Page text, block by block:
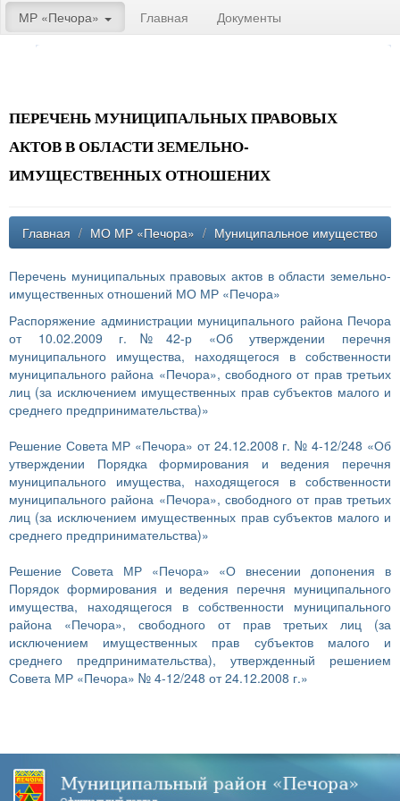
МР «Печора» Главная Документы
ПЕРЕЧЕНЬ МУНИЦИПАЛЬНЫХ ПРАВОВЫХ
АКТОВ В ОБЛАСТИ ЗЕМЕЛЬНО-
ИМУЩЕСТВЕННЫХ ОТНОШЕНИХ
Главная / МО МР «Печора» / Муниципальное имущество
Перечень муниципальных правовых актов в области земельно-
имущественных отношений МО МР «Печора»
Распоряжение администрации муниципального района Печора
от 10.02.2009 г.№42-р «Об утверждении перечня
муниципального имущества, находящегося в собственности
муниципального района «Печора», свободного от прав третьих
лиц (за исключением имущественных прав субъектов малого и
среднего предпринимательства)»
Решение Совета МР «Печора» от 24.12.2008 г. № 4-12/248 «Об
утверждении Порядка формирования и ведения перечня
муниципального имущества, находящегося в собственности
муниципального района «Печора», свободного от прав третьих
лиц (за исключением имущественных прав субъектов малого и
среднего предпринимательства)»
Решение Совета МР «Печора» «О внесении допонения в
Порядок формирования и ведения перечня муниципального
имущества, находящегося в собственности муниципального
района «Печора», свободного от прав третьих лиц (за
исключением имущественных прав субъектов малого и
среднего предпринимательства), утвержденный решением
Совета МР «Печора» № 4-12/248 от 24.12.2008 г.»